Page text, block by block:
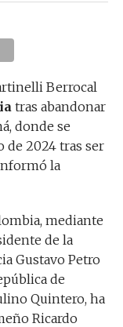
Berrocal
tras abandonar
donde se
de 2024 tras ser
la
mediante
de la
Gustavo Petro
de
Quintero, ha
Ricardo